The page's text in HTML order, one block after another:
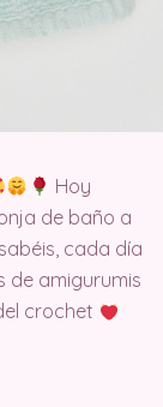
Hoy
de baño a
cada día
de amigurumis
crochet